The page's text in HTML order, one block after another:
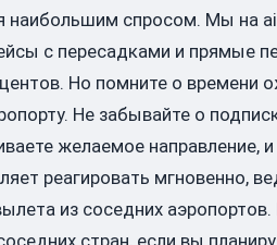
спросом. Мы на
с пересадками и прямые
Но помните о времени
Не забывайте о
желаемое направление,
реагировать
из соседних
стран, если вы